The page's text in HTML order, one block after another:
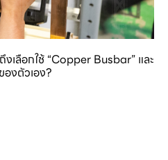
ลือกใช้ “Copper Busbar” และ
งตัวเอง?